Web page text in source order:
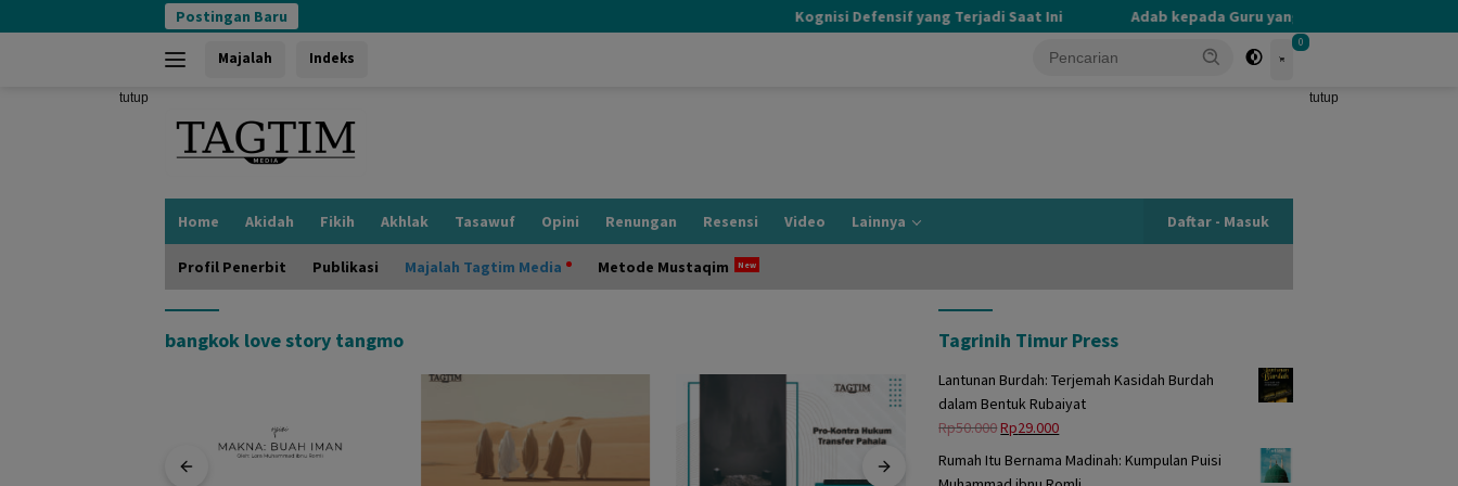
ke
Postingan Baru Kognisi Defensif yang Terjadi Saat Ini Adab kepada Guru yang Terlupakan
Majalah Indeks
0
tutup tutup
Home Akidah Fikih Akhlak Tasawuf Opini Renungan Resensi Video Lainnya Daftar - Masuk
Profil Penerbit Publikasi Majalah Tagtim Media Metode Mustaqim
bangkok love story tangmo Tagrinih Timur Press
Lantunan Burdah: Terjemah Kasidah Burdah
dalam Bentuk Rubaiyat
Rp50.000Harga
adalah:
Rp29.000Harga
Rumah Itu Bernama Madinah: Kumpulan Puisi